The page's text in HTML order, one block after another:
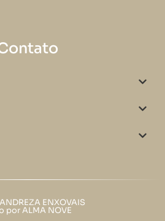
ENXOVAIS
por ALMA NOVE